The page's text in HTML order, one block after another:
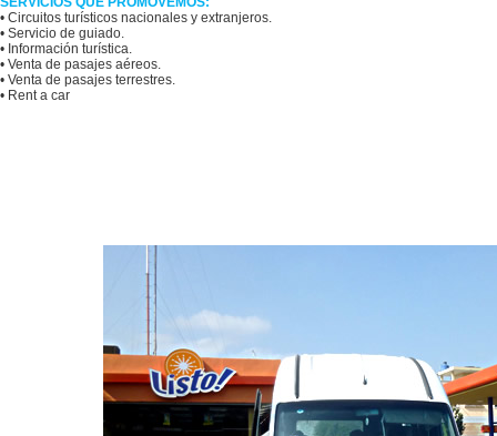
• Circuitos turísticos nacionales y extranjeros.
• Servicio de guiado.
• Información turística.
• Venta de pasajes aéreos.
• Venta de pasajes terrestres.
• Rent a car